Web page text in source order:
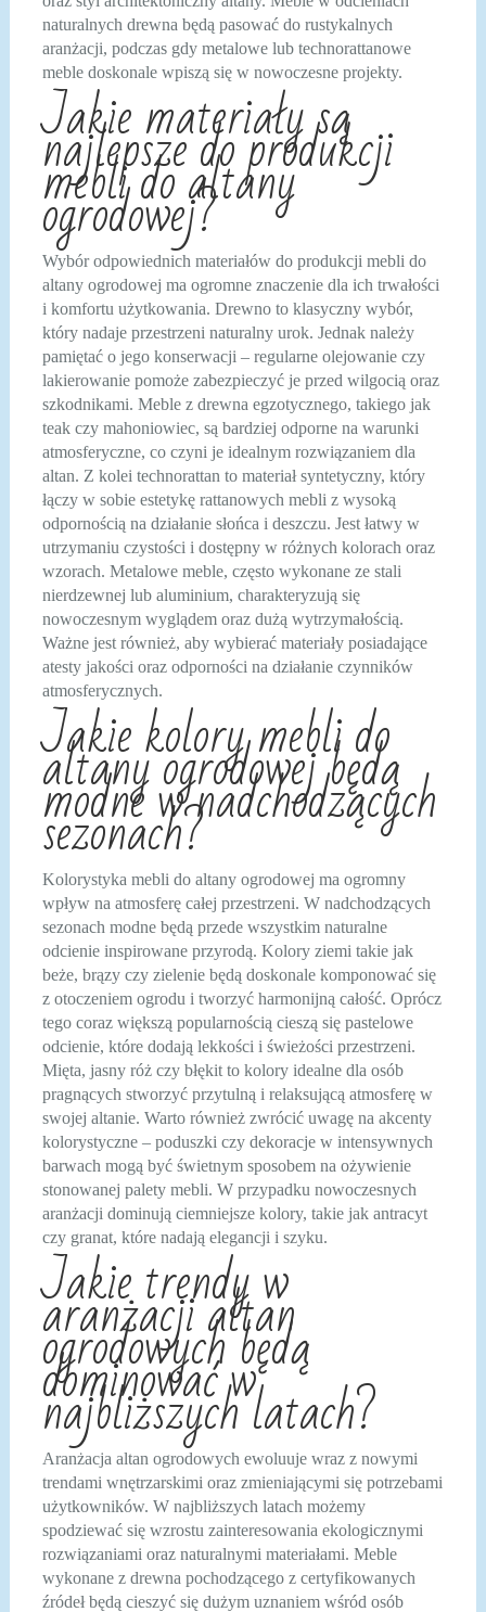
naturalnych drewna będą pasować do rustykalnych
aranżacji, podczas gdy metalowe lub technorattanowe
meble doskonale wpiszą się w nowoczesne projekty.
Jakie materiały są
najlepsze do produkcji
mebli do altany
ogrodowej?
Wybór odpowiednich materiałów do produkcji mebli do
altany ogrodowej ma ogromne znaczenie dla ich trwałości
i komfortu użytkowania. Drewno to klasyczny wybór,
który nadaje przestrzeni naturalny urok. Jednak należy
pamiętać o jego konserwacji – regularne olejowanie czy
lakierowanie pomoże zabezpieczyć je przed wilgocią oraz
szkodnikami. Meble z drewna egzotycznego, takiego jak
teak czy mahoniowiec, są bardziej odporne na warunki
atmosferyczne, co czyni je idealnym rozwiązaniem dla
altan. Z kolei technorattan to materiał syntetyczny, który
łączy w sobie estetykę rattanowych mebli z wysoką
odpornością na działanie słońca i deszczu. Jest łatwy w
utrzymaniu czystości i dostępny w różnych kolorach oraz
wzorach. Metalowe meble, często wykonane ze stali
nierdzewnej lub aluminium, charakteryzują się
nowoczesnym wyglądem oraz dużą wytrzymałością.
Ważne jest również, aby wybierać materiały posiadające
atesty jakości oraz odporności na działanie czynników
atmosferycznych.
Jakie kolory mebli do
altany ogrodowej będą
modne w nadchodzących
sezonach?
Kolorystyka mebli do altany ogrodowej ma ogromny
wpływ na atmosferę całej przestrzeni. W nadchodzących
sezonach modne będą przede wszystkim naturalne
odcienie inspirowane przyrodą. Kolory ziemi takie jak
beże, brązy czy zielenie będą doskonale komponować się
z otoczeniem ogrodu i tworzyć harmonijną całość. Oprócz
tego coraz większą popularnością cieszą się pastelowe
odcienie, które dodają lekkości i świeżości przestrzeni.
Mięta, jasny róż czy błękit to kolory idealne dla osób
pragnących stworzyć przytulną i relaksującą atmosferę w
swojej altanie. Warto również zwrócić uwagę na akcenty
kolorystyczne – poduszki czy dekoracje w intensywnych
barwach mogą być świetnym sposobem na ożywienie
stonowanej palety mebli. W przypadku nowoczesnych
aranżacji dominują ciemniejsze kolory, takie jak antracyt
czy granat, które nadają elegancji i szyku.
Jakie trendy w
aranżacji altan
ogrodowych będą
dominować w
najbliższych latach?
Aranżacja altan ogrodowych ewoluuje wraz z nowymi
trendami wnętrzarskimi oraz zmieniającymi się potrzebami
użytkowników. W najbliższych latach możemy
spodziewać się wzrostu zainteresowania ekologicznymi
rozwiązaniami oraz naturalnymi materiałami. Meble
wykonane z drewna pochodzącego z certyfikowanych
źródeł będą cieszyć się dużym uznaniem wśród osób